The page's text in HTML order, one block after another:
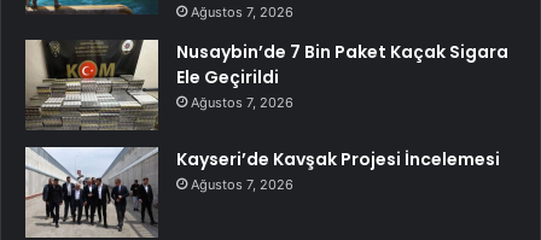
Ağustos 7, 2026
Nusaybin’de 7 Bin Paket Kaçak Sigara
Ele Geçirildi
Ağustos 7, 2026
Kayseri’de Kavşak Projesi İncelemesi
Ağustos 7, 2026